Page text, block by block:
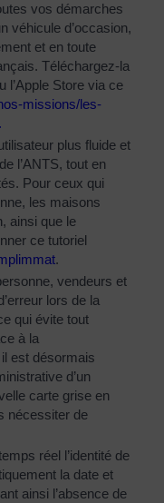
vos démarches
véhicule d’occasion,
et en toute
Téléchargez-la
l’Apple Store via ce
missions/les-
.
plus fluide et
l’ANTS, tout en
Pour ceux qui
les maisons
ainsi que le
ce tutoriel
.
vendeurs et
lors de la
qui évite tout
à la
est désormais
d’un
carte grise en
nécessiter de
réel l’identité de
la date et
ainsi l’absence de